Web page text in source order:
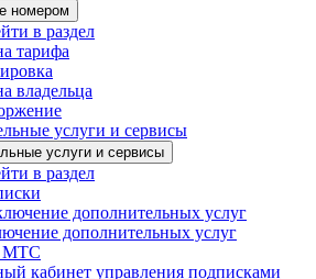
номером
в раздел
тарифа
владельца
услуги и сервисы
услуги и сервисы
в раздел
дополнительных услуг
дополнительных услуг
МТС
кабинет управления подписками